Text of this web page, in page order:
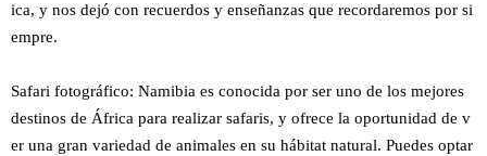
ica, y nos dejó con recuerdos y enseñanzas que recordaremos por si
empre.
Safari fotográfico: Namibia es conocida por ser uno de los mejores
destinos de África para realizar safaris, y ofrece la oportunidad de v
er una gran variedad de animales en su hábitat natural. Puedes optar